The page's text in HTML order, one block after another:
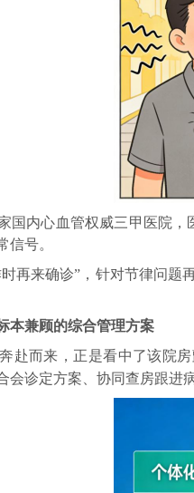
国内心血管权威三甲医院
信号。
时再来确诊” ， 针对节律问题
本兼顾的综合管理方案
赴而来，正是看中了该院
会诊定方案、协同查房跟进